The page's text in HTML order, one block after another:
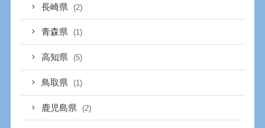
長崎県 (2)
青森県 (1)
高知県 (5)
鳥取県 (1)
鹿児島県 (2)